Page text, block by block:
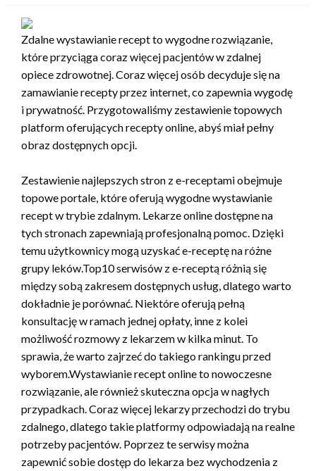
Zdalne wystawianie recept to wygodne rozwiązanie,
które przyciąga coraz więcej pacjentów w zdalnej
opiece zdrowotnej. Coraz więcej osób decyduje się na
zamawianie recepty przez internet, co zapewnia wygodę
i prywatność. Przygotowaliśmy zestawienie topowych
platform oferujących recepty online, abyś miał pełny
obraz dostępnych opcji.
Zestawienie najlepszych stron z e-receptami obejmuje
topowe portale, które oferują wygodne wystawianie
recept w trybie zdalnym. Lekarze online dostępne na
tych stronach zapewniają profesjonalną pomoc. Dzięki
temu użytkownicy mogą uzyskać e-receptę na różne
grupy leków.Top10 serwisów z e-receptą różnią się
między sobą zakresem dostępnych usług, dlatego warto
dokładnie je porównać. Niektóre oferują pełną
konsultację w ramach jednej opłaty, inne z kolei
możliwość rozmowy z lekarzem w kilka minut. To
sprawia, że warto zajrzeć do takiego rankingu przed
wyborem.Wystawianie recept online to nowoczesne
rozwiązanie, ale również skuteczna opcja w nagłych
przypadkach. Coraz więcej lekarzy przechodzi do trybu
zdalnego, dlatego takie platformy odpowiadają na realne
potrzeby pacjentów. Poprzez te serwisy można
zapewnić sobie dostęp do lekarza bez wychodzenia z